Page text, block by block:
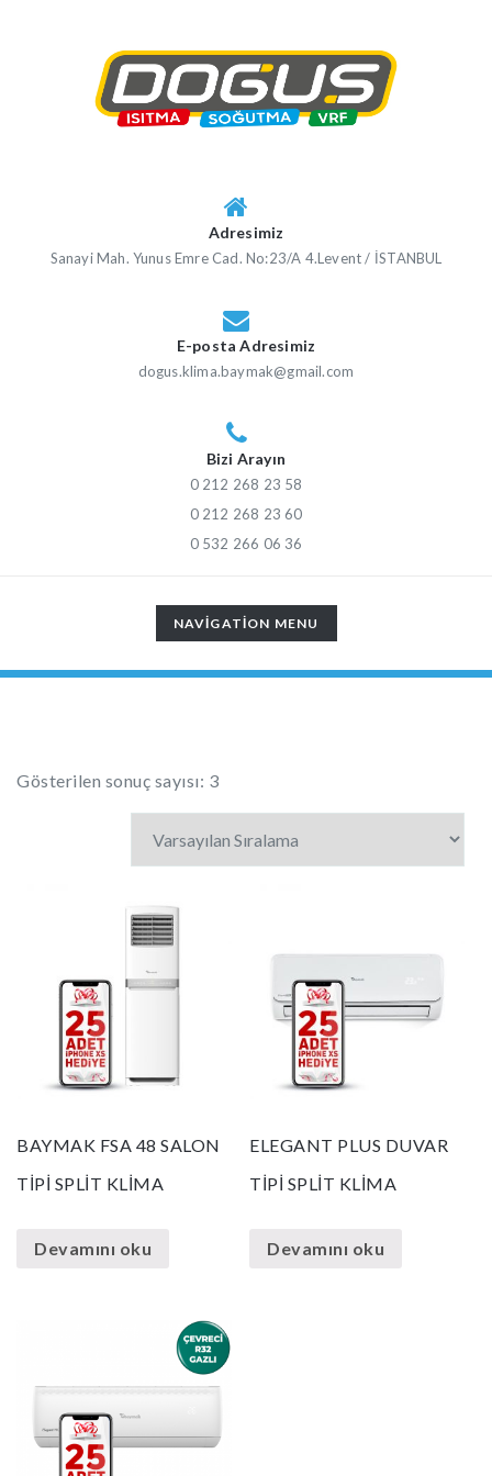
Adresimiz
Sanayi Mah. Yunus Emre Cad. No:23/A 4.Levent / İSTANBUL
E-posta Adresimiz
dogus.klima.baymak@gmail.com
Bizi Arayın
0 212 268 23 58
0 212 268 23 60
0 532 266 06 36
TOGGLE
NAVIGATION
NAVIGATION MENU
Gösterilen sonuç sayısı: 3
BAYMAK FSA 48 SALON
TİPİ SPLİT KLİMA
Devamını oku
ELEGANT PLUS DUVAR
TİPİ SPLİT KLİMA
Devamını oku